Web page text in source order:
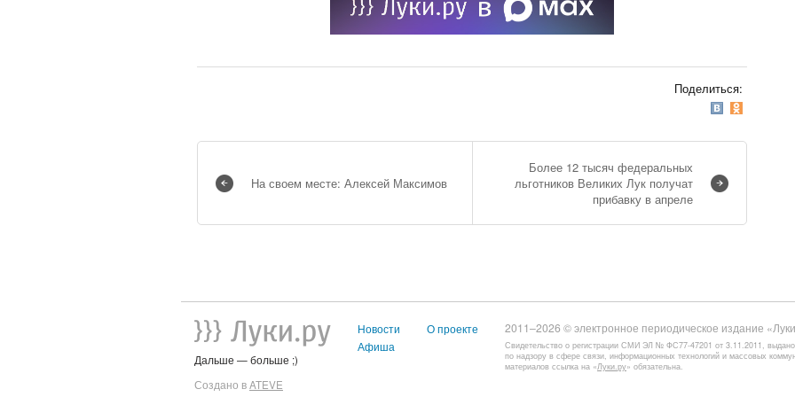
Поделиться:
На своем месте: Алексей Максимов
Более 12 тысяч федеральных
льготников Великих Лук получат
прибавку в апреле
Дальше — больше ;)
Создано вATEVE
Новости
Афиша
О проекте 2011–2026 © электронное периодическое издание
Свидетельство о регистрации СМИ ЭЛ № ФС77-47201 от 3.11.2011,
по надзору в сфере связи, информационных технологий и массовых
материалов ссылка на «Луки.ру» обязательна.